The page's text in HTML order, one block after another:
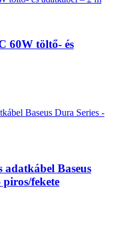
60W töltő- és
adatkábel Baseus
fekete